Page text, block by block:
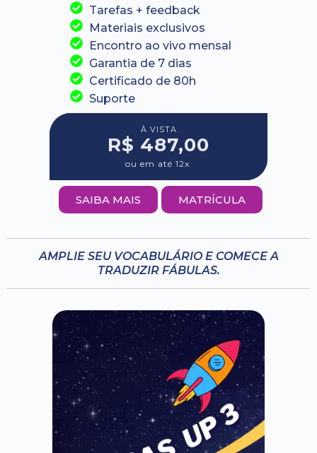
Tarefas + feedback
Materiais exclusivos
Encontro ao vivo mensal
Garantia de 7 dias
Certificado de 80h
Suporte
À VISTA
R$ 487,00
ou em até 12x
SAIBA MAIS MATRÍCULA
AMPLIE SEU VOCABULÁRIO E COMECE A
TRADUZIR FÁBULAS.